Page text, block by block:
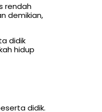
rendah
demikian,
didik
hidup
didik.